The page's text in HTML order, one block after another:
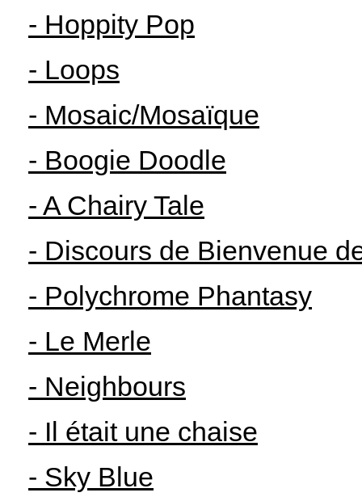
- Hoppity Pop
- Loops
- Mosaic/Mosaïque
- Boogie Doodle
- A Chairy Tale
- Discours de Bienvenue
- Polychrome Phantasy
- Le Merle
- Neighbours
- Il était une chaise
- Sky Blue